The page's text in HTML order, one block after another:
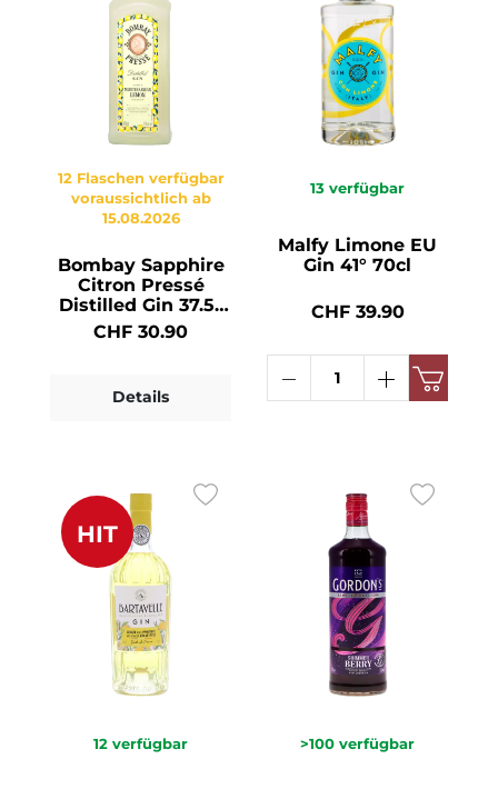
12 Flaschen verfügbar
voraussichtlich ab
15.08.2026
Bombay Sapphire
Citron Pressé
Distilled Gin 37.5°
70cl
CHF 30.90
Details
13 verfügbar
Malfy Limone EU
Gin 41° 70cl
CHF 39.90
HIT
12 verfügbar >100 verfügbar